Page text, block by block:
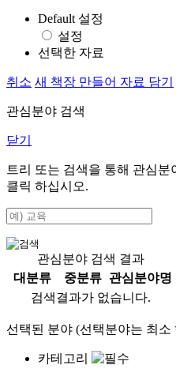
Default 설정
설정
선택한 자료
취소 새 책장 만들어 자료 담기
관심분야 검색
닫기
트리 또는 검색을 통해 관심분
클릭 하십시오.
관심분야 검색 결과
대분류
중분류
관심분야명
검색결과가 없습니다.
선택된 분야 (선택분야는 최
카테고리